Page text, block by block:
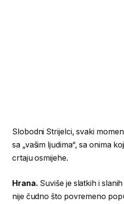
Slobodni Strijelci, svaki
sa „vašim ljudima“, sa onima
crtaju osmijehe.
Hrana. Suviše je slatkih i
nije čudno što povremeno